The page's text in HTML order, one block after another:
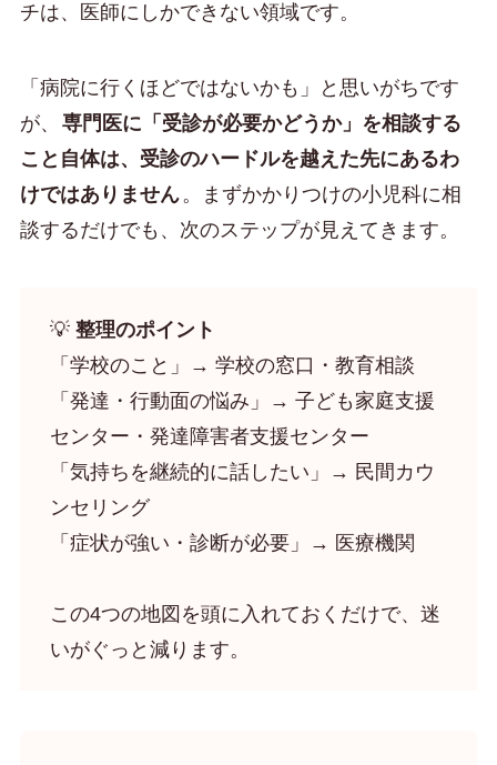
チは、医師にしかできない領域です。
「病院に行くほどではないかも」と思いがちです
が、
専門医に「受診が必要かどうか」を相談する
こと自体は、受診のハードルを越えた先にあるわ
けではありません。まずかかりつけの小児科に相
談するだけでも、次のステップが見えてきます。
💡 整理のポイント
「学校のこと」→ 学校の窓口・教育相談
「発達・行動面の悩み」→ 子ども家庭支援
センター・発達障害者支援センター
「気持ちを継続的に話したい」→ 民間カウ
ンセリング
「症状が強い・診断が必要」→ 医療機関
この4つの地図を頭に入れておくだけで、迷
いがぐっと減ります。